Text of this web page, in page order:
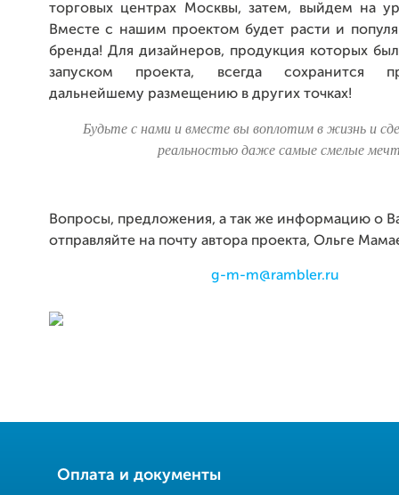
торговых центрах Москвы, затем, выйдем на
Вместе с нашим проектом будет расти и
бренда! Для дизайнеров, продукция которых
запуском проекта, всегда сохранится
дальнейшему размещению в других точках!
Будьте с нами и вместе вы воплотим в жизнь и
реальностью даже самые смелые
Вопросы, предложения, а так же информацию о
отправляйте на почту автора проекта, Ольге
g-m-m@rambler.ru
Оплата и документы